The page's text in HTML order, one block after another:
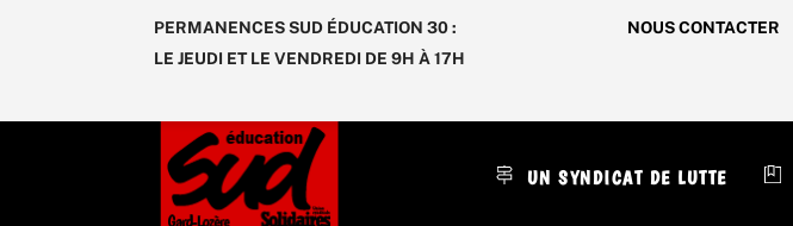
PERMANENCES SUD ÉDUCATION 30 :
LE JEUDI ET LE VENDREDI DE 9H À 17H
NOUS CONTACTER
UN SYNDICAT DE LUTTE